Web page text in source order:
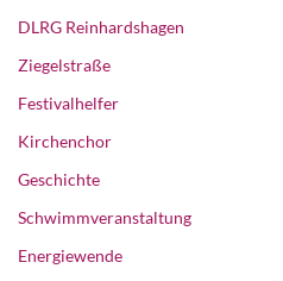
DLRG Reinhardshagen
Ziegelstraße
Festivalhelfer
Kirchenchor
Geschichte
Schwimmveranstaltung
Energiewende